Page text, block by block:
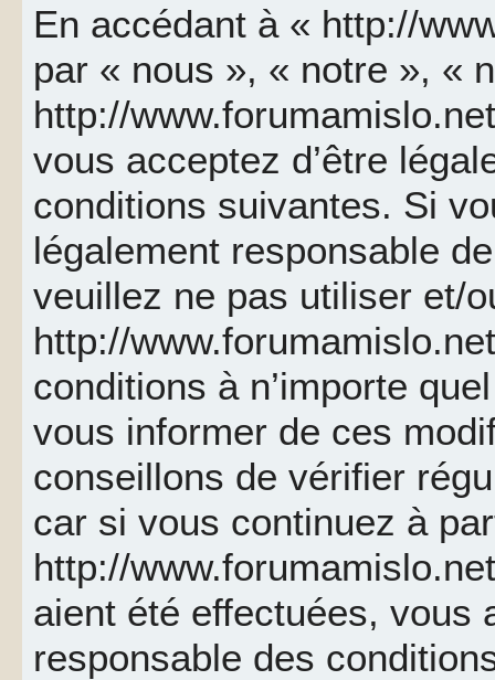
En accédant à « http://
par « nous », « notre », «
http://
vous acceptez d’être
conditions suivantes. Si
légalement responsable
veuillez ne pas utiliser et/
http://
conditions à n’importe
vous informer de ces
conseillons de vérifier
car si vous continuez à
http://
aient été effectuées, vous
responsable des